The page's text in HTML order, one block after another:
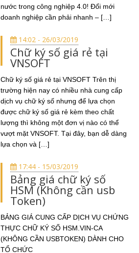
nước trong công nghiệp 4.0! Đổi mới
doanh nghiệp cần phải nhanh – […]
14:02 - 26/03/2019
Chữ ký số giá rẻ tại
VNSOFT
Chữ ký số giá rẻ tại VNSOFT Trên thị
trường hiện nay có nhiều nhà cung cấp
dịch vụ chữ ký số nhưng để lựa chọn
được chữ ký số giá rẻ kèm theo chất
lượng thì không một đơn vị nào có thể
vượt mặt VNSOFT. Tại đây, bạn dễ dàng
lựa chọn và […]
17:44 - 15/03/2019
Bảng giá chữ ký số
HSM (Không cần usb
Token)
BẢNG GIÁ CUNG CẤP DỊCH VỤ CHỨNG
THỰC CHỮ KÝ SỐ HSM.VIN-CA
(KHÔNG CẦN USBTOKEN) DÀNH CHO
TỔ CHỨC